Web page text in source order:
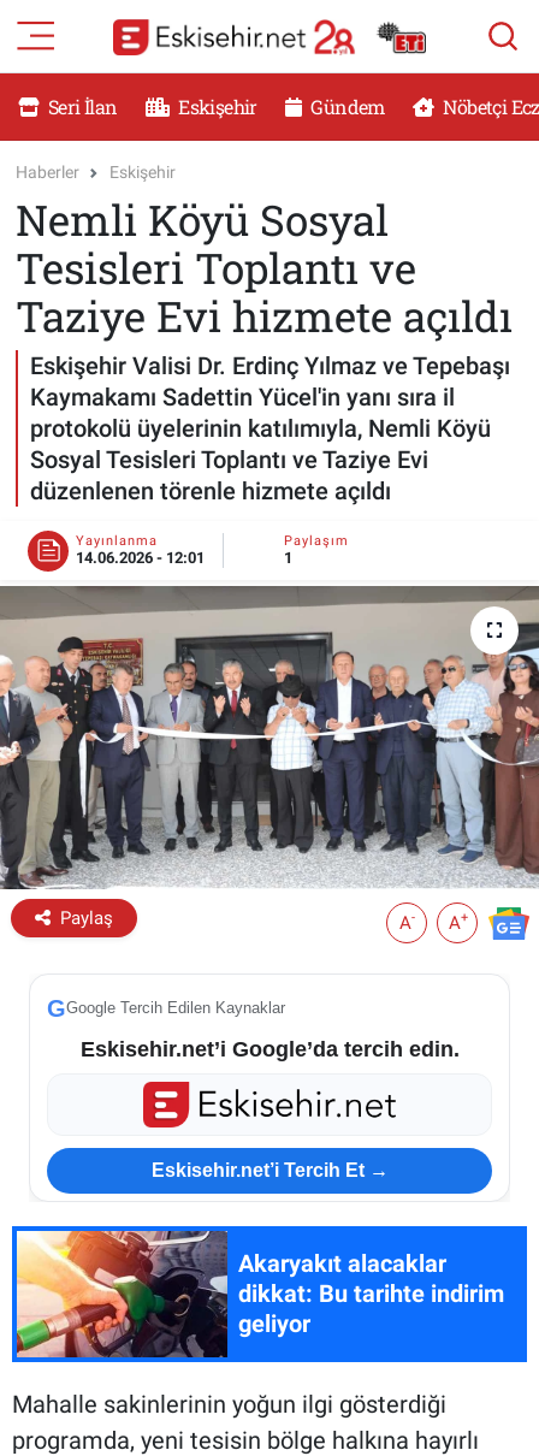
Seri İlan Eskişehir Gündem Nöbetçi
Haberler Eskişehir
Nemli Köyü Sosyal
Tesisleri Toplantı ve
Taziye Evi hizmete açıldı
Eskişehir Valisi Dr. Erdinç Yılmaz ve Tepebaşı
Kaymakamı Sadettin Yücel'in yanı sıra il
protokolü üyelerinin katılımıyla, Nemli Köyü
Sosyal Tesisleri Toplantı ve Taziye Evi
düzenlenen törenle hizmete açıldı
Yayınlanma
14.06.2026 - 12:01
Paylaşım
1
Paylaş A- A+
GGoogle Tercih Edilen Kaynaklar
Eskisehir.net’i Google’da tercih edin.
Eskisehir.net’i Tercih Et →
Akaryakıt alacaklar
dikkat: Bu tarihte indirim
geliyor
Mahalle sakinlerinin yoğun ilgi gösterdiği
programda, yeni tesisin bölge halkına hayırlı
RESMİ İLANLAR
DÜNYA
SAĞLIK
MAGAZİN
KADIN
TEKNOLOJİ
ESKİŞEHİR NÖBETÇİ ECZANELER
Eskişehir Haber İçerikleri
Eskişehir Hava Durumu
Eskişehir Tramvay Saatleri
Eskişehir Otobüs Saatleri
Eskişehir Nöbetçi Eczaneler
Eskişehir Namaz Vakitleri
Eskişehir Trafik Yoğunluk Haritası
Süper Lig Puan Durumu ve Fikstür
Tüm Manşetler
Son Dakika Haberleri